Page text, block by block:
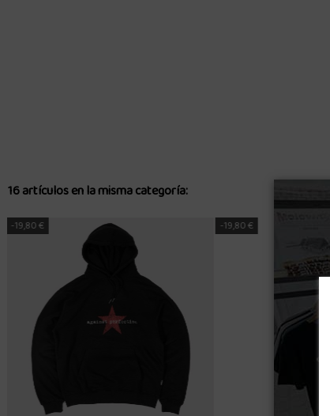
16 artículos en la misma categoría:
-19,80 € -35,60 €